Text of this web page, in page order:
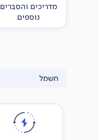
מדריכים והסברים
נוספים
חשמל